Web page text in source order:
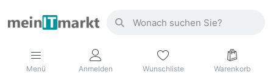
Menü Anmelden Wunschliste Warenkorb